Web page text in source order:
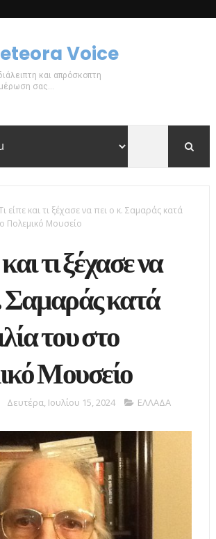
Voice
και απρόσκοπτη
σας...
είπε και τι ξέχασε να πει ο κ. Σαμαράς κατά
Πολεμικό Μουσείο
τι ξέχασε να
Σαμαράς κατά
του στο
Μουσείο
Δευτέρα, Ιουλίου 15, 2024 ΕΛΛΑΔΑ